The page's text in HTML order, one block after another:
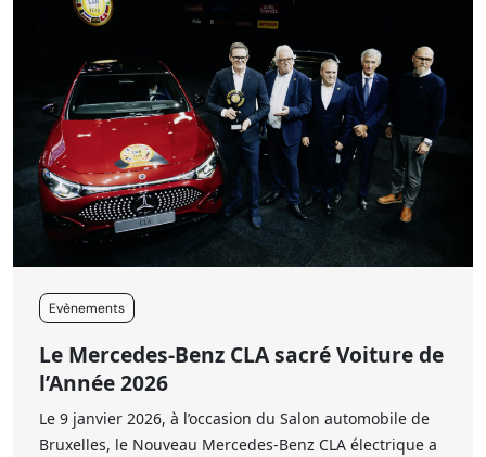
Evènements
Le Mercedes-Benz CLA sacré Voiture de
l’Année 2026
Le 9 janvier 2026, à l’occasion du Salon automobile de
Bruxelles, le Nouveau Mercedes-Benz CLA électrique a